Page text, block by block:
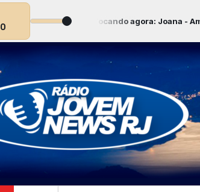
00:00 às 23:59 - Tocando agora: Joana -